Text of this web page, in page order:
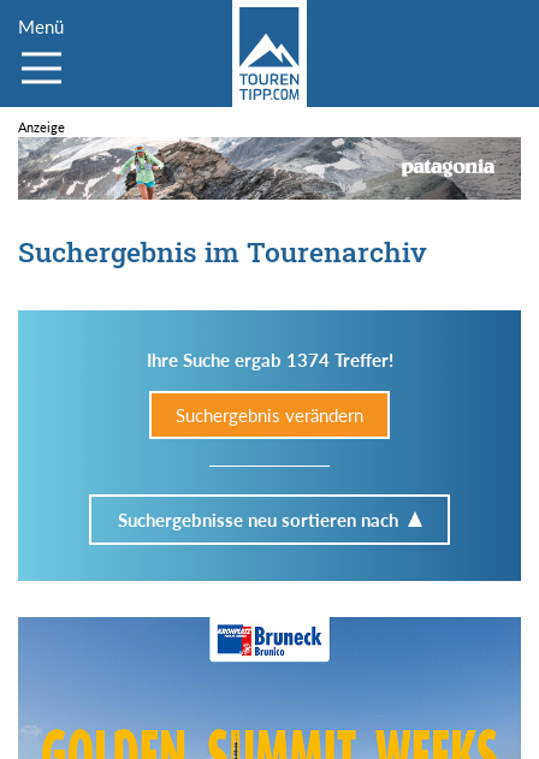
Menü
Suchergebnis im Tourenarchiv
Ihre Suche ergab 1374 Treffer!
Suchergebnis verändern
Suchergebnisse neu sortieren nach
Im Tourenarchiv suchen